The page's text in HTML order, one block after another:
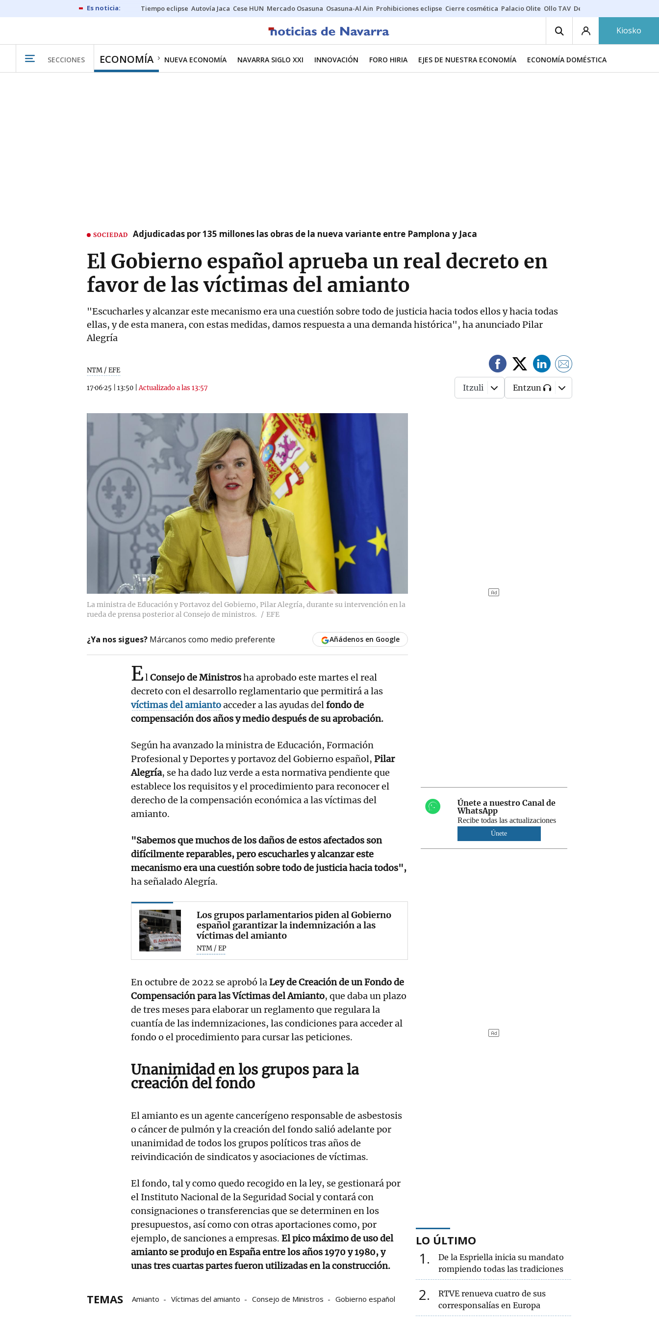
Tiempo eclipse Autovía Jaca Cese HUN Mercado Osasuna Osasuna-Al Ain Prohibiciones eclipse Cierre cosmética Palacio Olite Ollo TAV Derrama vecinos
Kiosko
SECCIONES ECONOMÍA NUEVA ECONOMÍA NAVARRA SIGLO XXI INNOVACIÓN FORO HIRIA EJES DE NUESTRA ECONOMÍA ECONOMÍA DOMÉSTICA
SOCIEDAD Adjudicadas por 135 millones las obras de la nueva variante entre Pamplona y Jaca
El Gobierno español aprueba un real decreto en
favor de las víctimas del amianto
"Escucharles y alcanzar este mecanismo era una cuestión sobre todo de justicia hacia todos ellos y hacia todas
ellas, y de esta manera, con estas medidas, damos respuesta a una demanda histórica", ha anunciado Pilar
Alegría
NTM / EFE
17·06·25 13:50 |Actualizado a las 13:57 Itzuli Entzun
La ministra de Educación y Portavoz del Gobierno, Pilar Alegría, durante su intervención en la
rueda de prensa posterior al Consejo de ministros.
EFE
¿Ya nos sigues? Márcanos como medio preferente Añádenos en Google
ElConsejo de Ministrosha aprobado este martes el real
decreto con el desarrollo reglamentario que permitirá a las
víctimas del amiantoacceder a las ayudas delfondo de
compensación dos años y medio después de su aprobación.
Según ha avanzado la ministra de Educación, Formación
Profesional y Deportes y portavoz del Gobierno español, Pilar
Alegría, se ha dado luz verde a esta normativa pendiente que
establece los requisitos y el procedimiento para reconocer el
derecho de la compensación económica a las víctimas del
amianto.
"Sabemos que muchos de los daños de estos afectados son
difícilmente reparables, pero escucharles y alcanzar este
mecanismo era una cuestión sobre todo de justicia hacia todos",
ha señalado Alegría.
Los grupos parlamentarios piden al Gobierno
español garantizar la indemnización a las
víctimas del amianto
NTM / EP
En octubre de 2022 se aprobó laLey de Creación de un Fondo de
Compensación para las Víctimas del Amianto, que daba un plazo
de tres meses para elaborar un reglamento que regulara la
cuantía de las indemnizaciones, las condiciones para acceder al
fondo o el procedimiento para cursar las peticiones.
Unanimidad en los grupos para la
creación del fondo
El amianto es un agente cancerígeno responsable de asbestosis
o cáncer de pulmón y la creación del fondo salió adelante por
unanimidad de todos los grupos políticos tras años de
reivindicación de sindicatos y asociaciones de víctimas.
El fondo, tal y como quedo recogido en la ley, se gestionará por
el Instituto Nacional de la Seguridad Social y contará con
consignaciones o transferencias que se determinen en los
presupuestos, así como con otras aportaciones como, por
ejemplo, de sanciones a empresas. El pico máximo de uso del
amianto se produjo en España entre los años 1970 y 1980, y
unas tres cuartas partes fueron utilizadas en la construcción.
TEMAS Amianto Víctimas del amianto Consejo de Ministros Gobierno español
Únete a nuestro Canal de
WhatsApp
Recibe todas las actualizaciones
Únete
LO ÚLTIMO
1
De la Espriella inicia su mandato
rompiendo todas las tradiciones
2
RTVE renueva cuatro de sus
corresponsalías en Europa